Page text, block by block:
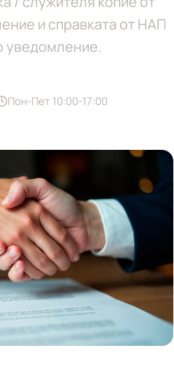
и справката от НАП
уведомление.
Пон-Пет 10:00-17:00